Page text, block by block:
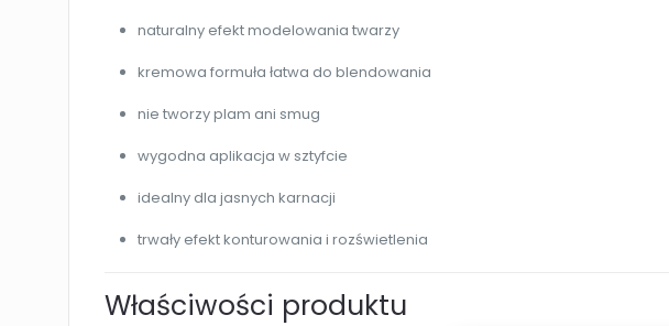
naturalny efekt modelowania twarzy
kremowa formuła łatwa do blendowania
nie tworzy plam ani smug
wygodna aplikacja w sztyfcie
idealny dla jasnych karnacji
trwały efekt konturowania i rozświetlenia
Właściwości produktu